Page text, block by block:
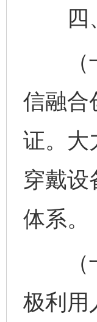
四、
（十
信融合
证。大
穿戴设
体系。
（十
极利用